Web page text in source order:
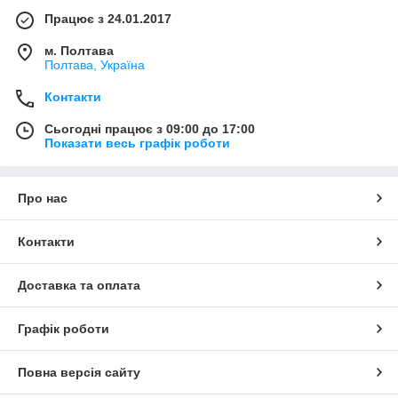
Працює з 24.01.2017
м. Полтава
Полтава, Україна
Контакти
Сьогодні працює з 09:00 до 17:00
Показати весь графік роботи
Про нас
Контакти
Доставка та оплата
Графік роботи
Повна версія сайту